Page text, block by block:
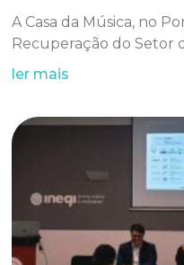
A Casa da Música, no
Recuperação do Setor
ler mais